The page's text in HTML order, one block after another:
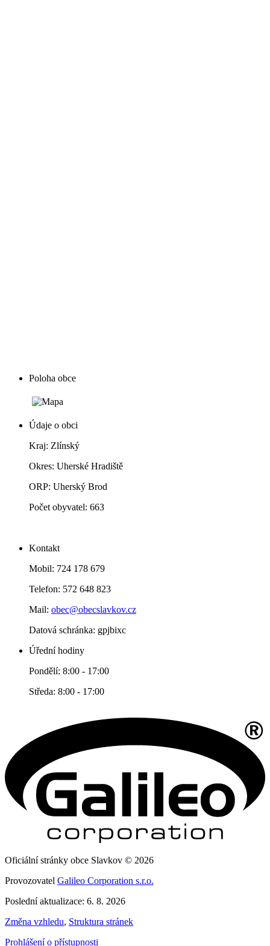
Poloha obce
Údaje o obci
Kraj: Zlínský
Okres: Uherské Hradiště
ORP: Uherský Brod
Počet obyvatel: 663
Kontakt
Mobil: 724 178 679
Telefon: 572 648 823
Mail: obec@obecslavkov.cz
Datová schránka: gpjbixc
Úřední hodiny
Pondělí: 8:00 - 17:00
Středa: 8:00 - 17:00
Oficiální stránky obce Slavkov © 2026
Provozovatel Galileo Corporation s.r.o.
Poslední aktualizace: 6. 8. 2026
Změna vzhledu, Struktura stránek
Prohlášení o přístupnosti